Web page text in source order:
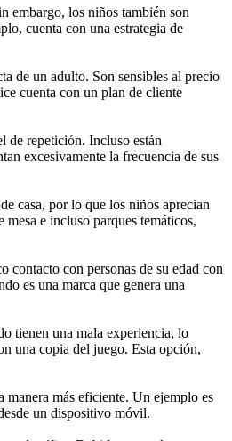
embargo, los niños también son
cuenta con una estrategia de
de un adulto. Son sensibles al precio
cuenta con un plan de cliente
de repetición. Incluso están
excesivamente la frecuencia de sus
casa, por lo que los niños aprecian
e incluso parques temáticos,
contacto con personas de su edad con
es una marca que genera una
tienen una mala experiencia, lo
una copia del juego. Esta opción,
manera más eficiente. Un ejemplo es
un dispositivo móvil.